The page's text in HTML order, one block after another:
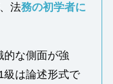
法務の初学者に
的な側面が強
級は論述形式で